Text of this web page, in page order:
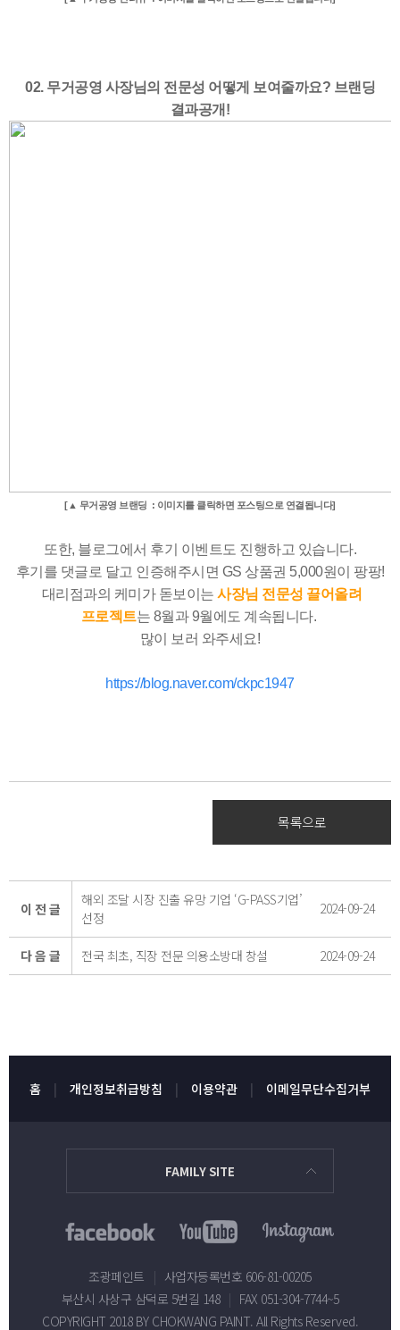
02. 무거공영 사장님의 전문성 어떻게 보여줄까요? 브랜딩
결과공개!
[▲ 무거공영 브랜딩 : 이미지를 클릭하면 포스팅으로 연결됩니다]
또한, 블로그에서 후기 이벤트도 진행하고 있습니다.
후기를 댓글로 달고 인증해주시면 GS 상품권 5,000원이 팡팡!
대리점과의 케미가 돋보이는 사장님 전문성 끌어올려
프로젝트는 8월과 9월에도 계속됩니다.
많이 보러 와주세요!
https://blog.naver.com/ckpc1947
목록으로
이 전 글
해외 조달 시장 진출 유망 기업 ‘G-PASS기업’
선정
2024-09-24
다 음 글 전국 최초, 직장 전문 의용소방대 창설 2024-09-24
홈 개인정보취급방침 이용약관 이메일무단수집거부
FAMILY SITE
조광페인트 | 사업자등록번호 606-81-00205
부산시 사상구 삼덕로 5번길 148 | FAX 051-304-7744~5
COPYRIGHT 2018 BY CHOKWANG PAINT. All Rights Reserved.